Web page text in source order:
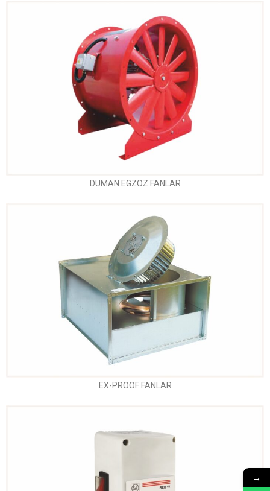
DUMAN EGZOZ FANLAR
EX-PROOF FANLAR
→